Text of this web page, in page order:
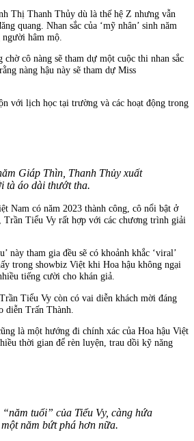
Thị Thanh Thủy dù là thế hệ Z nhưng vẫn
quang. Nhan sắc của ‘mỹ nhân’ sinh năm
hâm mộ.
cô nàng sẽ tham dự một cuộc thi nhan sắc
nàng hậu này sẽ tham dự Miss
với lịch học tại trường và các hoạt động trong
Giáp Thìn, Thanh Thủy xuất
tà áo dài thướt tha.
Nam có năm 2023 thành công, cô nổi bật ở
Trần Tiểu Vy rất hợp với các chương trình giải
này tham gia đều sẽ có khoảnh khắc ‘viral’
trong showbiz Việt khi Hoa hậu không ngại
tiếng cười cho khán giả.
Tiểu Vy còn có vai diễn khách mời đáng
diễn Trấn Thành.
là một hướng đi chính xác của Hoa hậu Việt
thời gian để rèn luyện, trau dồi kỹ năng
tuổi” của Tiểu Vy, càng hứa
năm bứt phá hơn nữa.